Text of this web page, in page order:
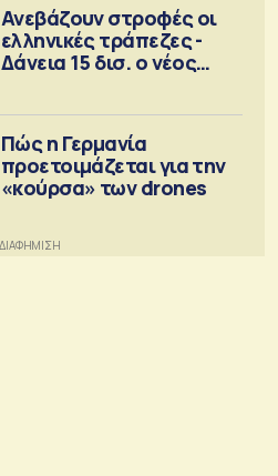
Ανεβάζουν στροφές οι
ελληνικές τράπεζες -
Δάνεια 15 δισ. ο νέος
Πώς η Γερμανία
προετοιμάζεται για την
«κούρσα» των drones